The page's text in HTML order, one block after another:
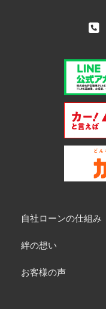
自社ローンの仕組み
絆の想い
お客様の声